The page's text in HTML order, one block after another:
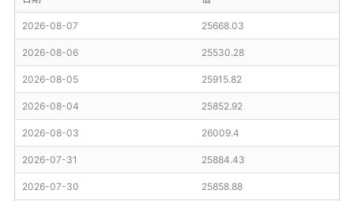
2026-08-07 25668.03
2026-08-06 25530.28
2026-08-05 25915.82
2026-08-04 25852.92
2026-08-03 26009.4
2026-07-31 25884.43
2026-07-30 25858.88